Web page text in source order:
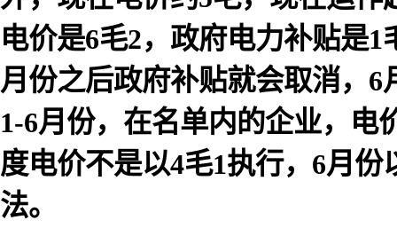
电价是6毛2，政府电力补贴是
月份之后政府补贴就会取消，
1-6月份，在名单内的企业，电
度电价不是以4毛1执行，6月
法。